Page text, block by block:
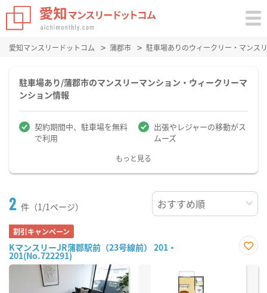
愛知マンスリードットコム 蒲郡市 駐車場ありのウィークリー・マンス
駐車場あり/蒲郡市のマンスリーマンション・ウィークリーマ
ンション情報
契約期間中、駐車場を無料
で利用
出張やレジャーの移動がス
ムーズ
もっと見る
2 件（1/1ページ）
割引キャンペーン
KマンスリーJR蒲郡駅前（23号線前） 201・
201(No.722291)
に入